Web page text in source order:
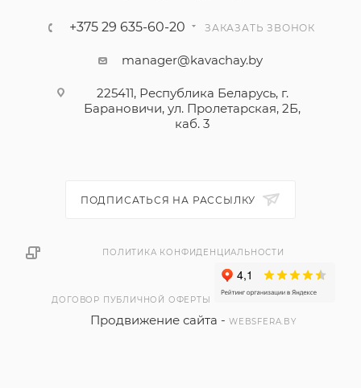
+375 29 635-60-20 ЗАКАЗАТЬ ЗВОНОК
manager@kavachay.by
225411, Республика Беларусь, г.
Барановичи, ул. Пролетарская, 2Б,
каб. 3
ПОДПИСАТЬСЯ НА РАССЫЛКУ
ПОЛИТИКА КОНФИДЕНЦИАЛЬНОСТИ
ДОГОВОР ПУБЛИЧНОЙ ОФЕРТЫ
Продвижение сайта -WEBSFERA.BY